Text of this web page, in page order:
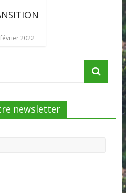
2022
newsletter